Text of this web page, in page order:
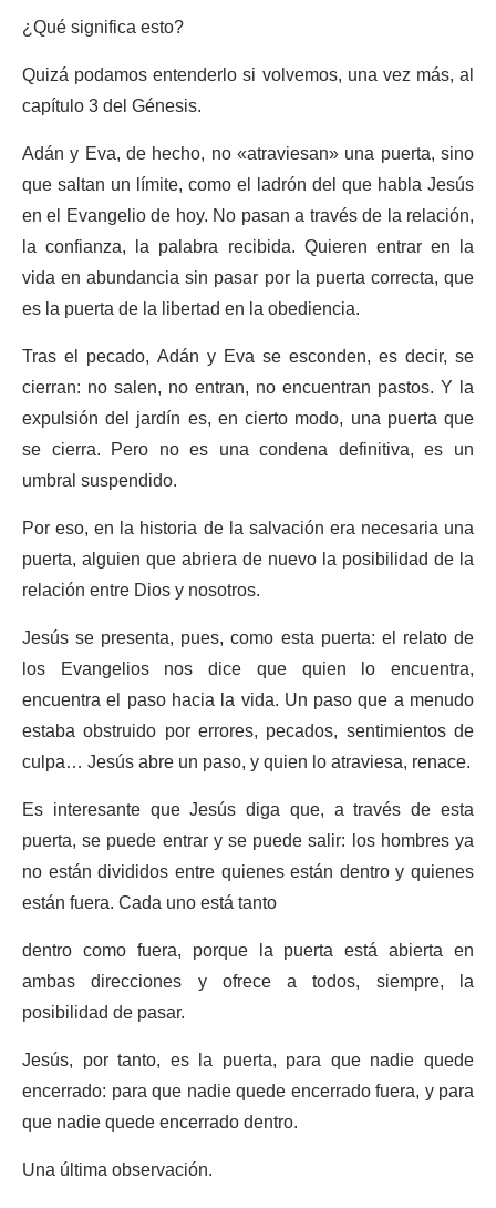
¿Qué significa esto?
Quizá podamos entenderlo si volvemos, una vez más, al
capítulo 3 del Génesis.
Adán y Eva, de hecho, no «atraviesan» una puerta, sino
que saltan un límite, como el ladrón del que habla Jesús
en el Evangelio de hoy. No pasan a través de la relación,
la confianza, la palabra recibida. Quieren entrar en la
vida en abundancia sin pasar por la puerta correcta, que
es la puerta de la libertad en la obediencia.
Tras el pecado, Adán y Eva se esconden, es decir, se
cierran: no salen, no entran, no encuentran pastos. Y la
expulsión del jardín es, en cierto modo, una puerta que
se cierra. Pero no es una condena definitiva, es un
umbral suspendido.
Por eso, en la historia de la salvación era necesaria una
puerta, alguien que abriera de nuevo la posibilidad de la
relación entre Dios y nosotros.
Jesús se presenta, pues, como esta puerta: el relato de
los Evangelios nos dice que quien lo encuentra,
encuentra el paso hacia la vida. Un paso que a menudo
estaba obstruido por errores, pecados, sentimientos de
culpa… Jesús abre un paso, y quien lo atraviesa, renace.
Es interesante que Jesús diga que, a través de esta
puerta, se puede entrar y se puede salir: los hombres ya
no están divididos entre quienes están dentro y quienes
están fuera. Cada uno está tanto
dentro como fuera, porque la puerta está abierta en
ambas direcciones y ofrece a todos, siempre, la
posibilidad de pasar.
Jesús, por tanto, es la puerta, para que nadie quede
encerrado: para que nadie quede encerrado fuera, y para
que nadie quede encerrado dentro.
Una última observación.